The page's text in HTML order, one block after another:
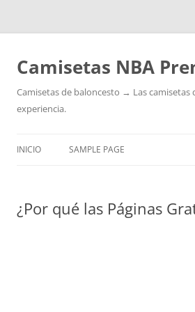
Camisetas NBA
Camisetas de baloncesto → Las camisetas
experiencia.
INICIO SAMPLE PAGE
¿Por qué las Páginas